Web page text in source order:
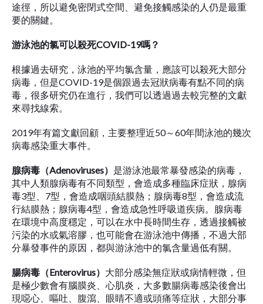
途徑，所以避免密閉式空間、避免接觸感染的人仍是最重
要的關鍵。
游泳池的氯可以殺死COVID-19嗎？
根據過去研究，泳池的平均氯含量，應該可以殺死大部分
病毒，但是COVID-19是個跟過去冠狀病毒有點不同的病
毒，很多研究仍在進行，我們可以透過過去較完整的文獻
來尋找線索。
2019年有篇文獻回顧，主要整理近50～60年間泳池的幾次
病毒感染重大事件。
腺病毒（Adenoviruses） 是游泳池最常暴發感染的病毒，
其中人類腺病毒有不同類型，會造成多種臨床症狀，腺病
毒3型、7型，會造成咽頭結膜熱；腺病毒8型，會造成流
行結膜熱；腺病毒4型，會造成急性呼吸道疾病。腺病毒
在環境中高度穩定，可以在水中長時間生存，透過接觸被
污染的水或氣溶膠，也可能會在游泳池中傳播，不過大部
分暴發事件的原因，都與游泳池中的氯含量過低有關。
腸病毒（Enterovirus） 大部分感染無症狀或病情輕微，但
是極少數會有腦膜炎、心肌炎，大多數腸病毒感染後會出
現噁心、嘔吐、腹瀉、眼睛不適或頭痛等症狀，大部分事